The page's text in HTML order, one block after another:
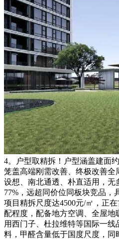
4。户型取精拆！户型涵盖建面
笼盖高端刚需改善、终极改善全
设想、南北通透、朴直适用，无
77%，远超同价位同板块竞品，
项目精拆尺度达4500元/㎡，正
配程度，配备地方空调、全屋
用西门子、杜拉维特等国际一
料，甲醛含量低于国度尺度，